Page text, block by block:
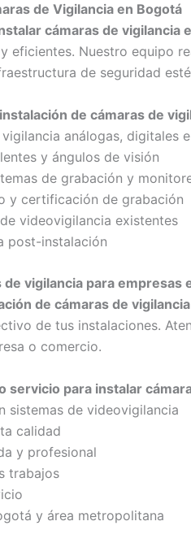
de Vigilancia en Bogotá
cámaras de vigilancia
eficientes. Nuestro equipo
de seguridad
de cámaras de
análogas, digitales
y ángulos de visión
de grabación y
y certificación de grabación
videovigilancia existentes
post-instalación
vigilancia para empresas
de cámaras de
de tus instalaciones.
o comercio.
servicio para instalar
sistemas de videovigilancia
calidad
y profesional
trabajos
y área metropolitana